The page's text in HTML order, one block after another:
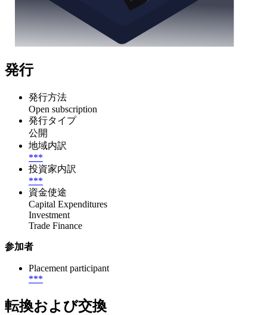
発行
発行方法
Open subscription
発行タイプ
公開
地域内訳
***
投資家内訳
***
資金使途
Capital Expenditures
Investment
Trade Finance
参加者
Placement participant
***
転換および交換